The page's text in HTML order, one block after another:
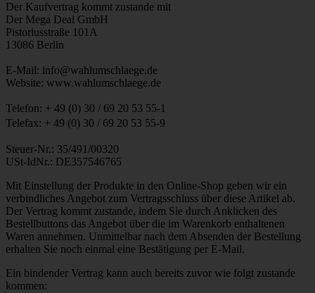
Der Kaufvertrag kommt zustande mit
Der Mega Deal GmbH
Pistoriusstraße 101A
13086 Berlin
E-Mail: info@wahlumschlaege.de
Website: www.wahlumschlaege.de
Telefon: + 49 (0) 30 / 69 20 53 55-1
Telefax: + 49 (0) 30 / 69 20 53 55-9
Steuer-Nr.: 35/491/00320
USt-IdNr.: DE357546765
Mit Einstellung der Produkte in den Online-Shop geben wir ein
verbindliches Angebot zum Vertragsschluss über diese Artikel ab.
Der Vertrag kommt zustande, indem Sie durch Anklicken des
Bestellbuttons das Angebot über die im Warenkorb enthaltenen
Waren annehmen. Unmittelbar nach dem Absenden der Bestellung
erhalten Sie noch einmal eine Bestätigung per E-Mail.
Ein bindender Vertrag kann auch bereits zuvor wie folgt zustande
kommen: